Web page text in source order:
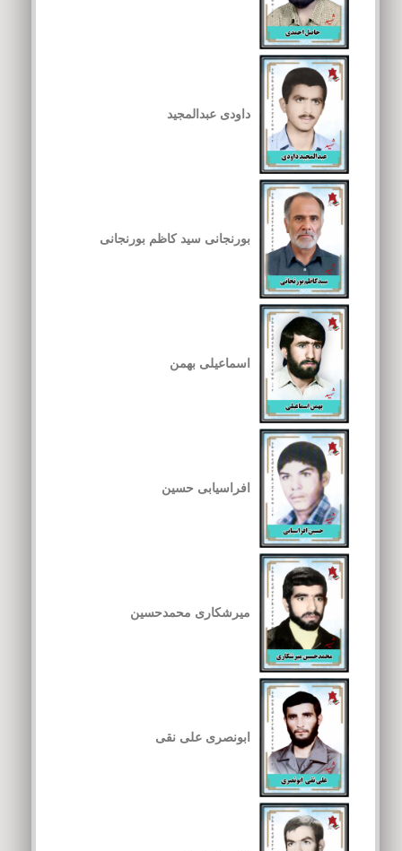
داودی عبدالمجید
بورنجانی سید کاظم بورنجانی
اسماعیلی بهمن
افراسیابی حسین
میرشکاری محمدحسین
ابونصری علی نقی